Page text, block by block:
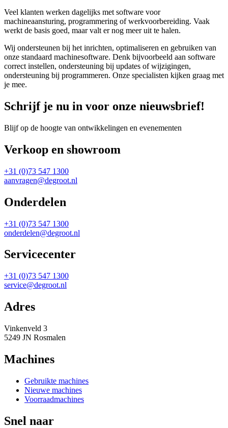
Veel klanten werken dagelijks met software voor
machineaansturing, programmering of werkvoorbereiding. Vaak
werkt de basis goed, maar valt er nog meer uit te halen.
Wij ondersteunen bij het inrichten, optimaliseren en gebruiken van
onze standaard machinesoftware. Denk bijvoorbeeld aan software
correct instellen, ondersteuning bij updates of wijzigingen,
ondersteuning bij programmeren. Onze specialisten kijken graag met
je mee.
Schrijf je nu in voor onze nieuwsbrief!
Blijf op de hoogte van ontwikkelingen en evenementen
Verkoop en showroom
+31 (0)73 547 1300
aanvragen@degroot.nl
Onderdelen
+31 (0)73 547 1300
onderdelen@degroot.nl
Servicecenter
+31 (0)73 547 1300
service@degroot.nl
Adres
Vinkenveld 3
5249 JN Rosmalen
Machines
Gebruikte machines
Nieuwe machines
Voorraadmachines
Snel naar